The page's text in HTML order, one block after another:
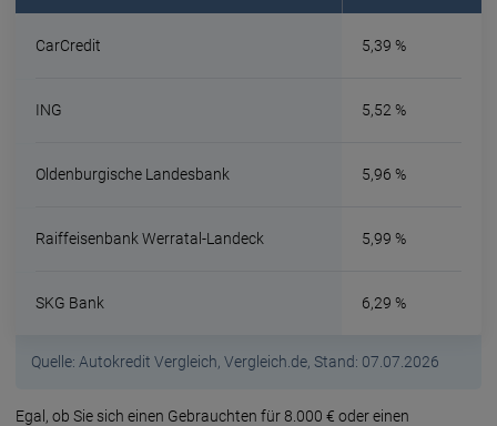
CarCredit 5,39 %
ING 5,52 %
Oldenburgische Landesbank 5,96 %
Raiffeisenbank Werratal-Landeck 5,99 %
SKG Bank 6,29 %
Quelle: Autokredit Vergleich, Vergleich.de, Stand: 07.07.2026
Egal, ob Sie sich einen Gebrauch­ten für 8.000 € oder einen